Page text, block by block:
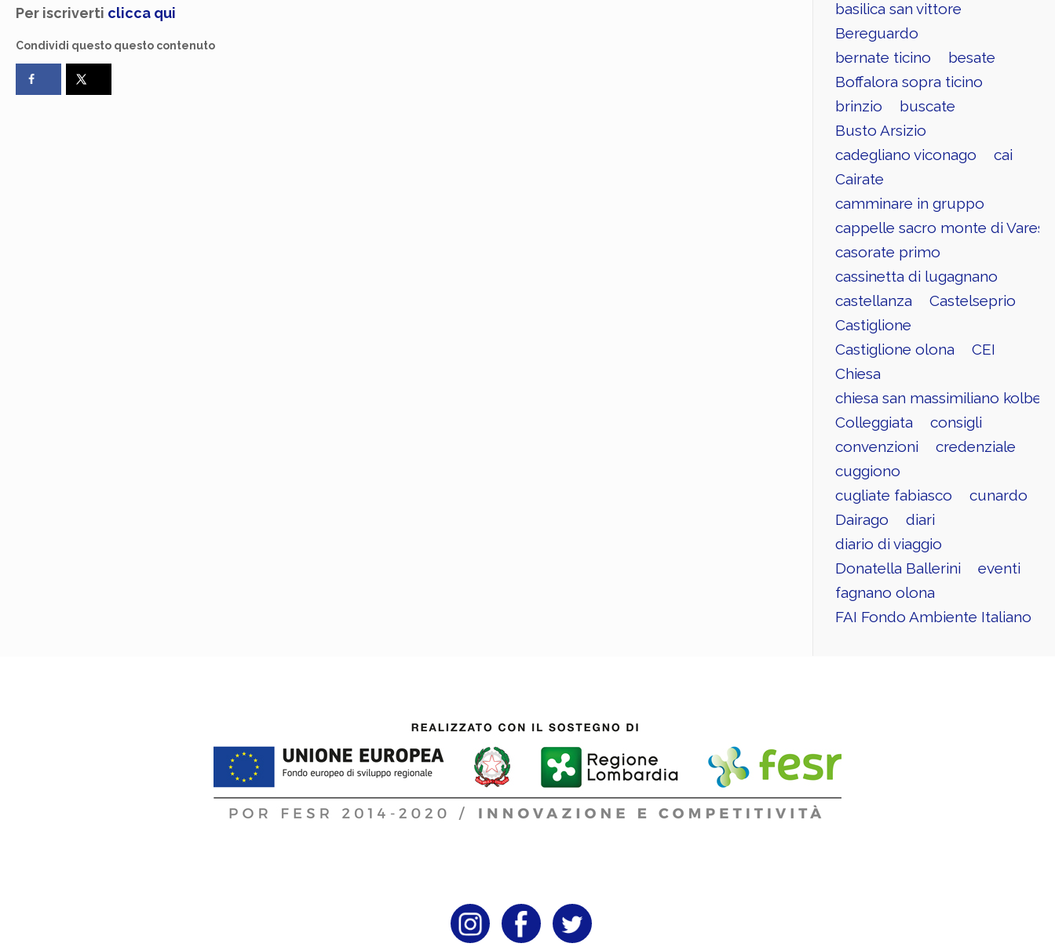
Per iscriverti clicca qui
Condividi questo questo contenuto
basilica san vittore
Bereguardo
bernate ticino
besate
Boffalora sopra ticino
brinzio
buscate
Busto Arsizio
cadegliano viconago
cai
Cairate
camminare in gruppo
cappelle sacro monte di Varese
casorate primo
cassinetta di lugagnano
castellanza
Castelseprio
Castiglione
Castiglione olona
CEI
Chiesa
chiesa san massimiliano kolbe
Colleggiata
consigli
convenzioni
credenziale
cuggiono
cugliate fabiasco
cunardo
Dairago
diari
diario di viaggio
Donatella Ballerini
eventi
fagnano olona
FAI Fondo Ambiente Italiano